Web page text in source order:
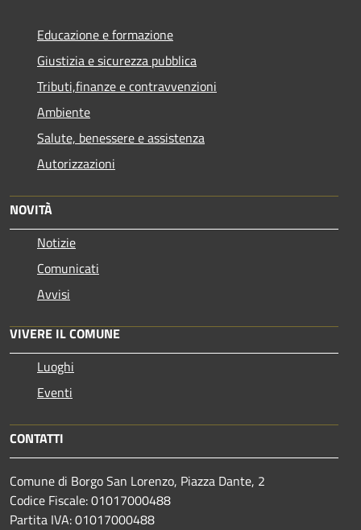
Educazione e formazione
Giustizia e sicurezza pubblica
Tributi,finanze e contravvenzioni
Ambiente
Salute, benessere e assistenza
Autorizzazioni
NOVITÀ
Notizie
Comunicati
Avvisi
VIVERE IL COMUNE
Luoghi
Eventi
CONTATTI
Comune di Borgo San Lorenzo, Piazza Dante, 2
Codice Fiscale: 01017000488
Partita IVA: 01017000488